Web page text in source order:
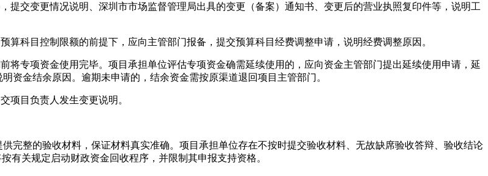
提交变更情况说明、深圳市市场监督管理局出具的变更（备案）通知书、变更后的营业执照复印件等，说明工
科目控制限额的前提下，应向主管部门报备，提交预算科目经费调整申请，说明经费调整原因。
将专项资金使用完毕。项目承担单位评估专项资金确需延续使用的，应向资金主管部门提出延续使用申请，延
资金结余原因。逾期未申请的，结余资金需按原渠道退回项目主管部门。
项目负责人发生变更说明。
完整的验收材料，保证材料真实准确。项目承担单位存在不按时提交验收材料、无故缺席验收答辩、验收结论
有关规定启动财政资金回收程序，并限制其申报支持资格。